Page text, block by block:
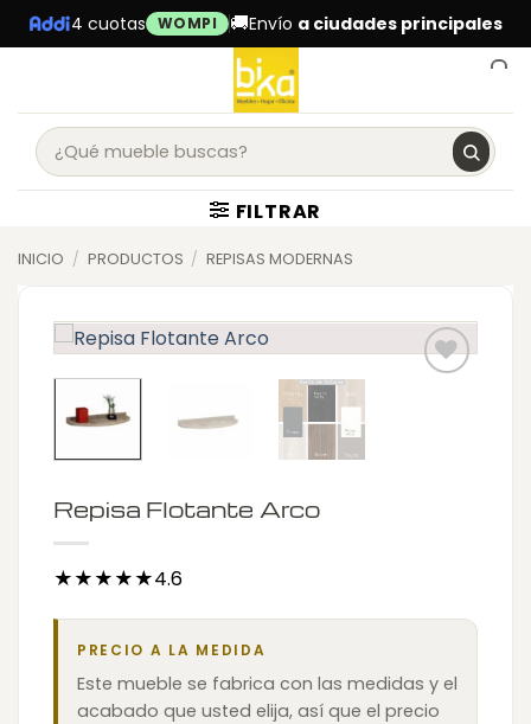
Skip
to
4 cuotas WOMPI 🚚Envío a ciudades principales
FILTRAR
INICIO / PRODUCTOS / REPISAS MODERNAS
Repisa Flotante Arco
★★★★★4.6
PRECIO A LA MEDIDA
Este mueble se fabrica con las medidas y el
acabado que usted elija, así que el precio